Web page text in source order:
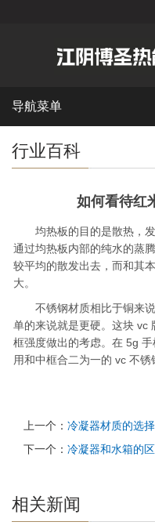
导航菜单
行业百科
如何看待红
均热板的目的是散热，发
通过均热板内部的纯水的蒸
较平均的散发出去，而和其
大。
不锈钢材质相比于铜来说
单的来说就是更硬。这块 vc
框强度做出的考虑。在 5g
用和中框合二为一的 vc 不锈
上一个： 冷凝器材质的选择
下一个： 冷凝器和水箱的区
相关新闻